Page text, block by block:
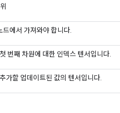
드에서 가져와야 합니다.
번째 차원에 대한 인덱스 텐서입니다.
가할 업데이트된 값의 텐서입니다.